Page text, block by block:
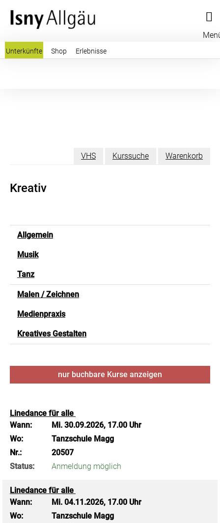
Unterkünfte Shop Erlebnisse
VHS Kurssuche Warenkorb
Kreativ
Allgemein
Musik
Tanz
Malen / Zeichnen
Medienpraxis
Kreatives Gestalten
nur buchbare Kurse anzeigen
Linedance für alle
Wann:
Mi. 30.09.2026, 17.00 Uhr
Wo:
Tanzschule Magg
Nr.:
20507
Status:
Anmeldung möglich
Linedance für alle
Wann:
Mi. 04.11.2026, 17.00 Uhr
Wo:
Tanzschule Magg